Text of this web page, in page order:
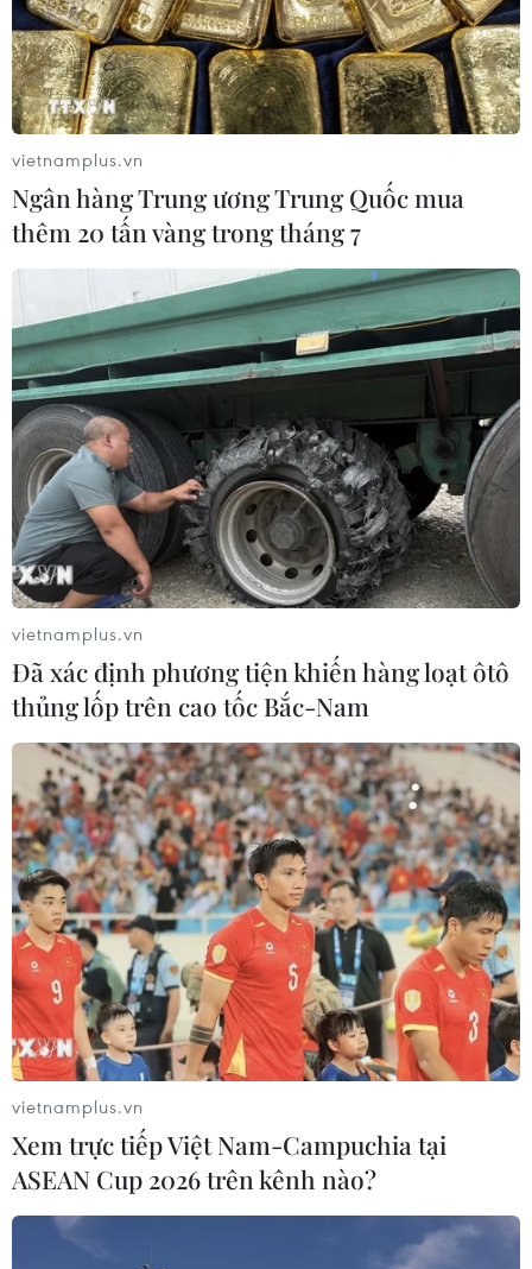
Tháng Mười, chỉ số sản xuất toàn ngành
công nghiệp tăng 4,6%
27/10/2014 11:55
Theo Báo cáo Tình hình kinh tế-xã hội từ Tổng cục Thống
kê, chỉ số sản xuất toàn ngành công nghiệp tháng Mười
ước tính tăng 4,6% so với tháng Chín và tăng 7,9% so
với cùng kỳ năm trước.
Bộ trưởng Bùi Quang Vinh: Cần công bố
dự báo nguồn lực trong 5 năm tới
26/10/2014 12:55
Ngành Kế hoạch và Đầu tư đang tiếp tục thực hiện
đồng bộ nhiều giải pháp để đạt được mục tiêu tăng
trưởng GDP 5,8% trong năm 2014 và những năm tiếp
theo.
vietnamplus.vn
Ngân hàng Trung ương Trung Quốc mua
thêm 20 tấn vàng trong tháng 7
vietnamplus.vn
Đã xác định phương tiện khiến hàng loạt ôtô
thủng lốp trên cao tốc Bắc-Nam
vietnamplus.vn
Xem trực tiếp Việt Nam-Campuchia tại
ASEAN Cup 2026 trên kênh nào?